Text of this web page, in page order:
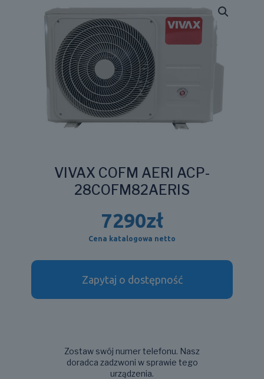
VIVAX COFM AERI ACP-
28COFM82AERIS
7290zł
Cena katalogowa netto
Zapytaj o dostępność
Zostaw swój numer telefonu. Nasz
doradca zadzwoni w sprawie tego
urządzenia.